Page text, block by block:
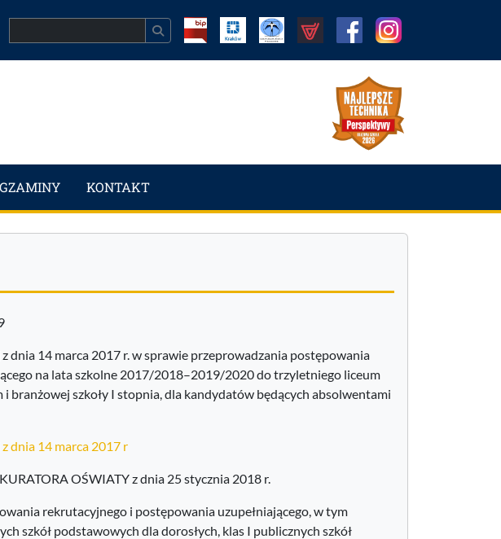
KONTAKT
dnia 14 marca 2017 r. w sprawie przeprowadzania postępowania
na lata szkolne 2017/2018–2019/2020 do trzyletniego liceum
branżowej szkoły I stopnia, dla kandydatów będących absolwentami
dnia 14 marca 2017 r
OŚWIATY z dnia 25 stycznia 2018 r.
rekrutacyjnego i postępowania uzupełniającego, w tym
szkół podstawowych dla dorosłych, klas I publicznych szkół